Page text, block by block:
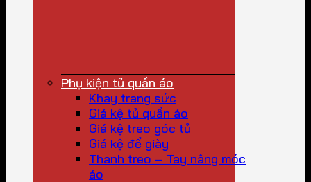
Phụ kiện tủ quần áo
Khay trang sức
Giá kệ tủ quần áo
Giá kệ treo góc tủ
Giá kệ để giày
Thanh treo – Tay nâng móc
áo